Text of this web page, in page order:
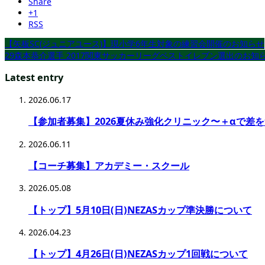
+1
RSS
【矢板SC(ジュニアユース)】現小学6年生対象の練習会開催のお知らせ
29森本恭介選手 2017関東サッカーリーグベストイレブン選出のお知
Latest entry
2026.06.17
【参加者募集】2026夏休み強化クリニック〜＋αで差
2026.06.11
【コーチ募集】アカデミー・スクール
2026.05.08
【トップ】5月10日(日)NEZASカップ準決勝について
2026.04.23
【トップ】4月26日(日)NEZASカップ1回戦について